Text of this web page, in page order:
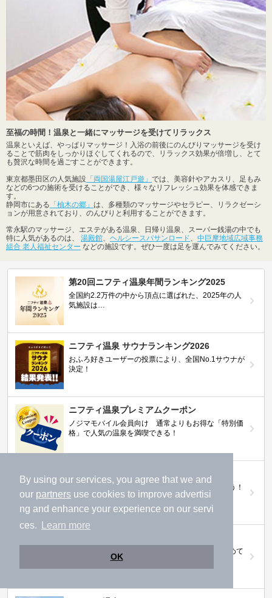
By using our services, you agree that we and
our partners use cookies to improve advertisi
ng and enhance your experience on our servi
ces.
Learn more
OK
至福の時間！温泉と一緒にマッサージを受けてリラックス
温泉といえば、やっぱりマッサージ！入浴の前後にのんびりマッサージを受け
ることで筋肉をしっかりほぐしてくれるので、リラックス効果が倍増し、とて
も贅沢な時間を過ごすことができます。
東京都墨田区の人気施設 「両国湯屋江戸遊」 では、美容針やアカスリ、足もみ
などの6つの施術を受けることができ、様々なリフレッシュ効果を体感できま
す。
静岡市にある 「柚木の郷」 は、多種類のマッサージやセラピー、リラクゼーシ
ョンが用意されており、のんびりと利用することができます。
常永駅のマッサージ、エステがある温泉、日帰り温泉、スーパー銭湯の中でも
特に人気があるのは、 湯殿館 ヘルシースパサンロード
中巨摩地域広域事務
組合 老人福祉センター などの施設です。ぜひ一度は足を運んでみてください。
第20回ニフティ温泉年間ランキング2025
全国約2.2万件の中から頂点に選ばれた、2025年の人
気施設は…
ニフティ温泉 サウナランキング2026
おふろ好きユーザーの投票により、全国No.1サウナが
決定！
ニフティ温泉プレミアムクーポン
ノジマモバイル会員向け 通常よりもお得な「特別価
格」で人気の温泉を満喫できる！
【ニフティ温泉 百名湯2026】
行ってみたい施設に投票してプレゼントを当てよう！
（全10回開催 / 合計260名様）
日本全国の岩盤浴情報だけをピックアップ。まとめて